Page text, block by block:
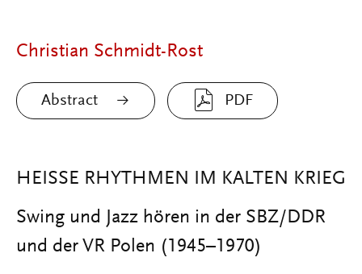
Christian Schmidt-Rost
Abstract PDF
HEISSE RHYTHMEN IM KALTEN KRIEG
Swing und Jazz hören in der SBZ/DDR
und der VR Polen (1945–1970)